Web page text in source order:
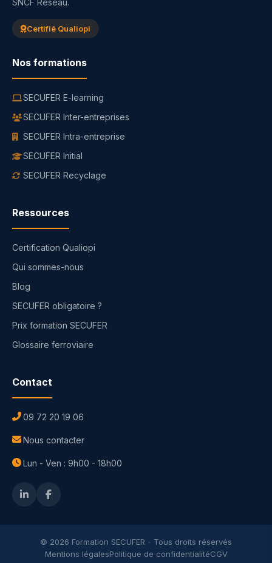
SNCF Réseau.
Certifié Qualiopi
Nos formations
SECUFER E-learning
SECUFER Inter-entreprises
SECUFER Intra-entreprise
SECUFER Initial
SECUFER Recyclage
Ressources
Certification Qualiopi
Qui sommes-nous
Blog
SECUFER obligatoire ?
Prix formation SECUFER
Glossaire ferroviaire
Contact
09 72 20 19 06
Nous contacter
Lun - Ven : 9h00 - 18h00
© 2026 Formation SECUFER - Tous droits réservés
Mentions légalesPolitique de confidentialitéCGV